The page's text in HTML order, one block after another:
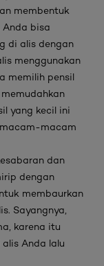
membentuk
Anda bisa
di alis dengan
menggunakan
memilih pensil
yang kecil ini
macam
dan
dengan
membaurkan
Sayangnya,
karena itu
Anda lalu